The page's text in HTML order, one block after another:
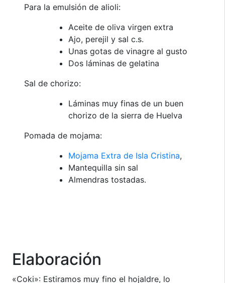
Para la emulsión de alioli:
Aceite de oliva virgen extra
Ajo, perejil y sal c.s.
Unas gotas de vinagre al gusto
Dos láminas de gelatina
Sal de chorizo:
Láminas muy finas de un buen
chorizo de la sierra de Huelva
Pomada de mojama:
Mojama Extra de Isla Cristina,
Mantequilla sin sal
Almendras tostadas.
Elaboración
«Coki»: Estiramos muy fino el hojaldre, lo